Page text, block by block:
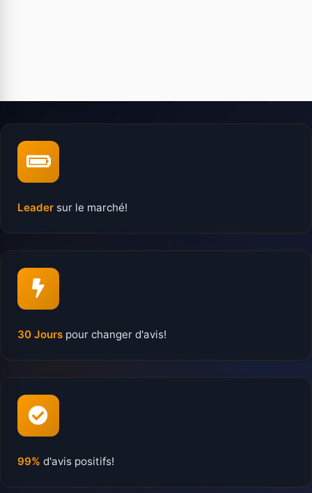
Leader sur le marché!
30 Jours pour changer d'avis!
99% d'avis positifs!